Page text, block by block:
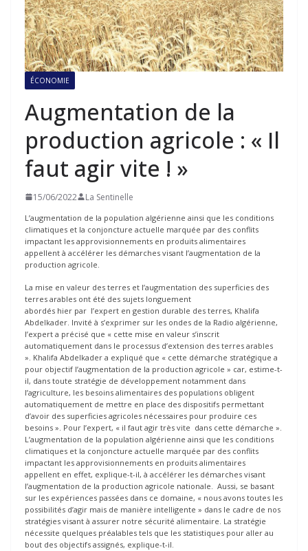
ÉCONOMIE
Augmentation de la
production agricole : « Il
faut agir vite ! »
15/06/2022 La Sentinelle
L’augmentation de la population algérienne ainsi que les conditions
climatiques et la conjoncture actuelle marquée par des conflits
impactant les approvisionnements en produits alimentaires
appellent à accélérer les démarches visant l’augmentation de la
production agricole.
La mise en valeur des terres et l’augmentation des superficies des
terres arables ont été des sujets longuement
abordés hier par l’expert en gestion durable des terres, Khalifa
Abdelkader. Invité à s’exprimer sur les ondes de la Radio algérienne,
l’expert a précisé que « cette mise en valeur s’inscrit
automatiquement dans le processus d’extension des terres arables
». Khalifa Abdelkader a expliqué que « cette démarche stratégique a
pour objectif l’augmentation de la production agricole » car, estime-t-
il, dans toute stratégie de développement notamment dans
l’agriculture, les besoins alimentaires des populations obligent
automatiquement de mettre en place des dispositifs permettant
d’avoir des superficies agricoles nécessaires pour produire ces
besoins ». Pour l’expert, « il faut agir très vite dans cette démarche ».
L’augmentation de la population algérienne ainsi que les conditions
climatiques et la conjoncture actuelle marquée par des conflits
impactant les approvisionnements en produits alimentaires
appellent en effet, explique-t-il, à accélérer les démarches visant
l’augmentation de la production agricole nationale. Aussi, se basant
sur les expériences passées dans ce domaine, « nous avons toutes les
possibilités d’agir mais de manière intelligente » dans le cadre de nos
stratégies visant à assurer notre sécurité alimentaire. La stratégie
nécessite quelques préalables tels que les statistiques pour aller au
bout des objectifs assignés, explique-t-il.